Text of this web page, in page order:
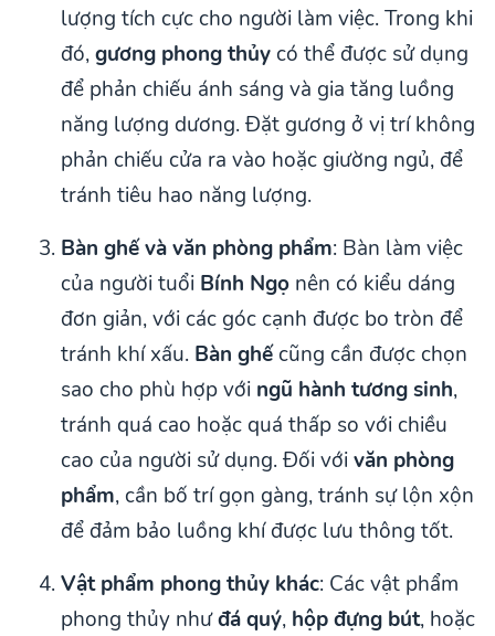
lượng tích cực cho người làm việc. Trong khi
đó,gương phong thủy có thể được sử dụng
để phản chiếu ánh sáng và gia tăng luồng
năng lượng dương. Đặt gương ở vị trí không
phản chiếu cửa ra vào hoặc giường ngủ, để
tránh tiêu hao năng lượng.
Bàn ghế và văn phòng phẩm: Bàn làm việc
của người tuổi Bính Ngọ nên có kiểu dáng
đơn giản, với các góc cạnh được bo tròn để
tránh khí xấu. Bàn ghếcũng cần được chọn
sao cho phù hợp với ngũ hành tương sinh,
tránh quá cao hoặc quá thấp so với chiều
cao của người sử dụng. Đối với văn phòng
phẩm, cần bố trí gọn gàng, tránh sự lộn xộn
để đảm bảo luồng khí được lưu thông tốt.
Vật phẩm phong thủy khác: Các vật phẩm
phong thủy nhưđá quý, hộp đựng bút, hoặc